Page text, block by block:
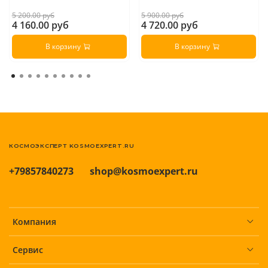
5 200.00 руб
4 160.00 руб
В корзину
5 900.00 руб
4 720.00 руб
В корзину
Компания
Сервис
+79857840273 shop@kosmoexpert.ru
КОСМОЭКСПЕРТ KOSMOEXPERT.RU